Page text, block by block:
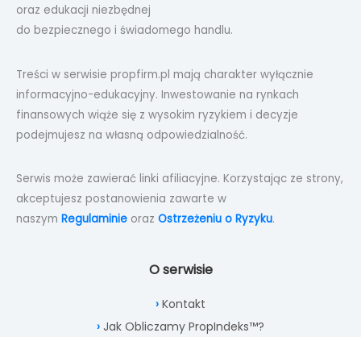
oraz edukacji niezbędnej
do bezpiecznego i świadomego handlu.
Treści w serwisie propfirm.pl mają charakter wyłącznie
informacyjno-edukacyjny. Inwestowanie na rynkach
finansowych wiąże się z wysokim ryzykiem i decyzje
podejmujesz na własną odpowiedzialność.
Serwis może zawierać linki afiliacyjne. Korzystając ze strony,
akceptujesz postanowienia zawarte w
naszym Regulaminie oraz Ostrzeżeniu o Ryzyku.
O serwisie
Kontakt
Jak Obliczamy PropIndeks™?